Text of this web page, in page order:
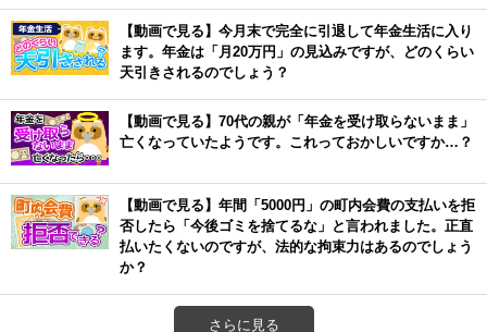
【動画で見る】今月末で完全に引退して年金生活に入り
ます。年金は「月20万円」の見込みですが、どのくらい
天引きされるのでしょう？
【動画で見る】70代の親が「年金を受け取らないまま」
亡くなっていたようです。これっておかしいですか…？
【動画で見る】年間「5000円」の町内会費の支払いを拒
否したら「今後ゴミを捨てるな」と言われました。正直
払いたくないのですが、法的な拘束力はあるのでしょう
か？
さらに見る